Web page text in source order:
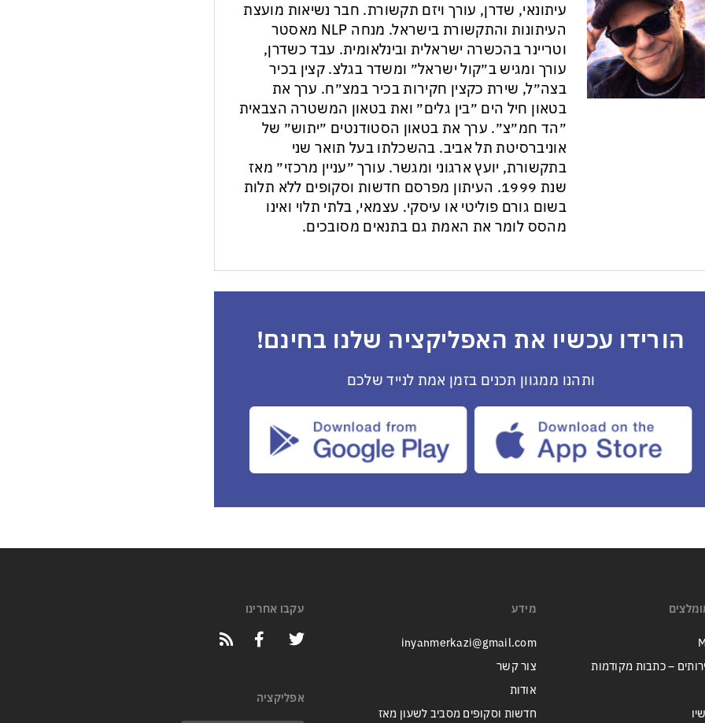
עיתונאי, שדרן, עורך ויזם תקשורת. חבר נשיאות מועצת
העיתונות והתקשורת בישראל. מנחה NLP מאסטר
וטריינר בהכשרה ישראלית ובינלאומית. עבד כשדרן,
עורך ומגיש ב״קול ישראל״ ומשדר בגלצ. קצין בכיר
בצה״ל, שירת כקצין חקירות בכיר במצ״ח. ערך את
בטאון חיל הים ״בין גלים״ ואת בטאון המשטרה הצבאית
״הד חמ״צ״. ערך את בטאון הסטודנטים ״יתוש״ של
אוניברסיטת תל אביב. בהשכלתו בעל תואר שני
בתקשורת, יועץ ארגוני ומגשר. עורך ״עניין מרכזי״ מאז
שנת 1999. העיתון מפרסם חדשות וסקופים ללא תלות
בשום גורם פוליטי או עיסקי. עצמאי, בלתי תלוי ואינו
מהסס לומר את האמת גם בתנאים מסובכים.
הורידו עכשיו את האפליקציה שלנו בחינם!
ותהנו ממגוון תכנים בזמן אמת לנייד שלכם
– כתבות מקודמות
מידע
inyanmerkazi@gmail.com
צור קשר
אודות
חדשות וסקופים מסביב לשעון מאז
עקבו אחרינו
אפליקציה